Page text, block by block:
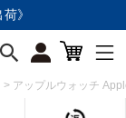
アップルウォッチ